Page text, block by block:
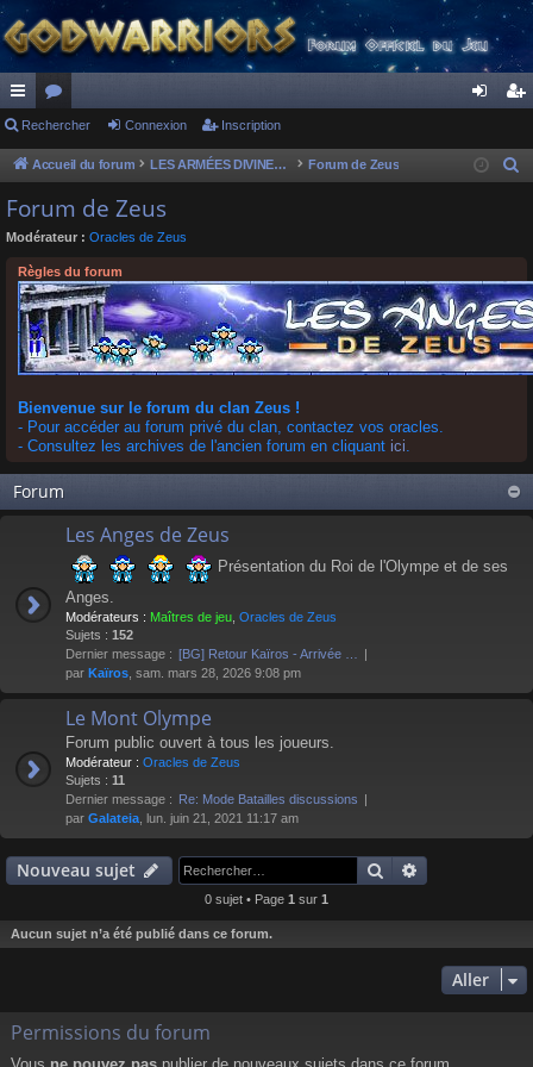
ac
co
ur
ci
or
u
s
ne cri
Rechercher Connexion Inscription
Accueil du forum LES ARMÉES DIVINES - FORUMS DE CLAN Forum de Zeus
r
c
h
e
Forum de Zeus
Modérateur : Oracles de Zeus
Règles du forum
Bienvenue sur le forum du clan Zeus !
- Pour accéder au forum privé du clan, contactez vos oracles.
- Consultez les archives de l'ancien forum en cliquant ici.
Forum
Les Anges de Zeus
Présentation du Roi de l'Olympe et de ses
Anges.
Modérateurs : Maîtres de jeu Oracles de Zeus
Sujets : 152
Dernier message : [BG] Retour Kaïros - Arrivée …
par Kaïros , sam. mars 28, 2026 9:08 pm
Le Mont Olympe
Forum public ouvert à tous les joueurs.
Modérateur : Oracles de Zeus
Sujets : 11
Dernier message : Re: Mode Batailles discussions
par Galateia , lun. juin 21, 2021 11:17 am
Nouveau sujet Rechercher
0 sujet • Page 1 sur 1
Aucun sujet n’a été publié dans ce forum.
Aller
Permissions du forum